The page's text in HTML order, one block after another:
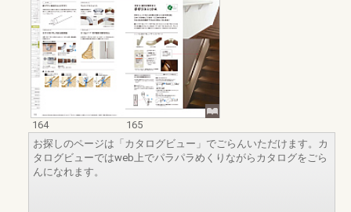
164
165
お探しのページは「カタログビュー」でごらんいただけます。カ
タログビューではweb上でパラパラめくりながらカタログをごら
んになれます。